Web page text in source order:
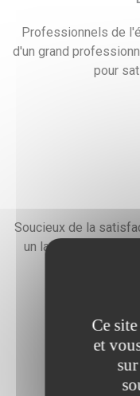
Professionnels de
d'un grand
pour
Soucieux de la
un large choix de
attentes,
Ce
et